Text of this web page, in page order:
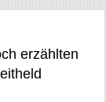
erzählten